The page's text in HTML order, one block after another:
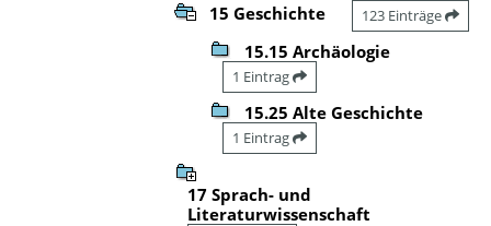
15 Geschichte 123 Einträge
15.15 Archäologie
1 Eintrag
15.25 Alte Geschichte
1 Eintrag
17 Sprach- und
Literaturwissenschaft